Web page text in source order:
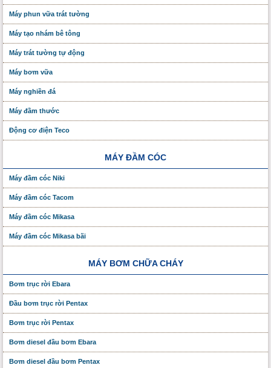
Máy phun vữa trát tường
Máy tạo nhám bê tông
Máy trát tường tự động
Máy bơm vữa
Máy nghiền đá
Máy đầm thước
Động cơ điện Teco
MÁY ĐẦM CÓC
Máy đầm cóc Niki
Máy đầm cóc Tacom
Máy đầm cóc Mikasa
Máy đầm cóc Mikasa bãi
MÁY BƠM CHỮA CHÁY
Bơm trục rời Ebara
Đầu bơm trục rời Pentax
Bơm trục rời Pentax
Bơm diesel đầu bơm Ebara
Bơm diesel đầu bơm Pentax